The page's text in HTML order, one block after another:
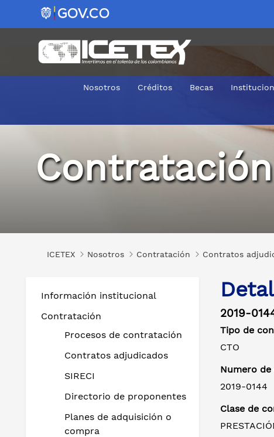
Nosotros Créditos Becas
Contratación
ICETEX Nosotros Contratación Contratos
Información institucional
Contratación
Procesos de contratación
Contratos adjudicados
SIRECI
Directorio de proponentes
Planes de adquisición o
compra
2019-
Tipo de
CTO
Numero
2019-0144
Clase de